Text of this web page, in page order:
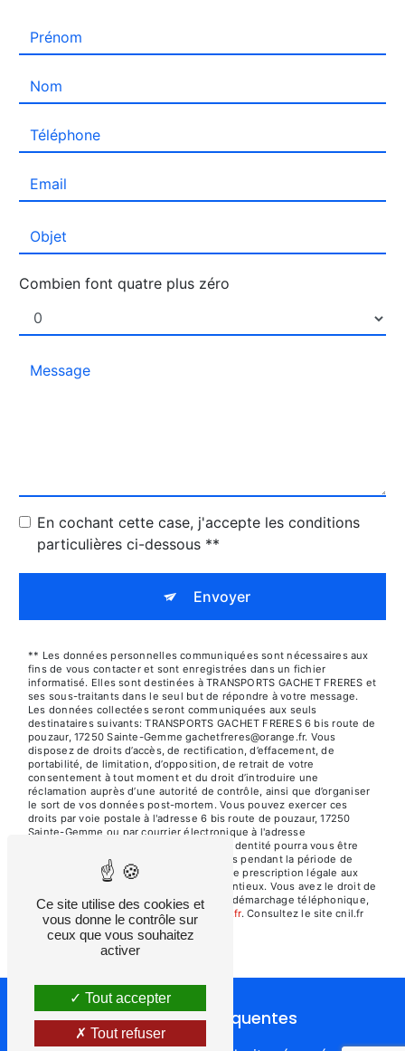
Combien font quatre plus zéro
En cochant cette case, j'accepte les conditions
particulières ci-dessous **
Envoyer
** Les données personnelles communiquées sont nécessaires aux
fins de vous contacter et sont enregistrées dans un fichier
informatisé. Elles sont destinées à TRANSPORTS GACHET FRERES et
ses sous-traitants dans le seul but de répondre à votre message.
Les données collectées seront communiquées aux seuls
destinataires suivants: TRANSPORTS GACHET FRERES 6 bis route de
pouzaur, 17250 Sainte-Gemme gachetfreres@orange.fr. Vous
disposez de droits d’accès, de rectification, d’effacement, de
portabilité, de limitation, d’opposition, de retrait de votre
consentement à tout moment et du droit d’introduire une
réclamation auprès d’une autorité de contrôle, ainsi que d’organiser
le sort de vos données post-mortem. Vous pouvez exercer ces
droits par voie postale à l'adresse 6 bis route de pouzaur, 17250
Sainte-Gemme ou par courrier électronique à l'adresse
gachetfreres@orange.fr. Un justificatif d'identité pourra vous être
demandé. Nous conservons vos données pendant la période de
prise de contact puis pendant la durée de prescription légale aux
fins probatoires et de gestion des contentieux. Vous avez le droit de
vous inscrire sur la liste d'opposition au démarchage téléphonique,
disponible à cette adresse:
Bloctel.gouv.fr. Consultez le site cnil.fr
pour plus d’informations sur vos droits.
Recherches fréquentes
Ce site utilise des cookies et
vous donne le contrôle sur
ceux que vous souhaitez
activer
Tout accepter
Tout refuser